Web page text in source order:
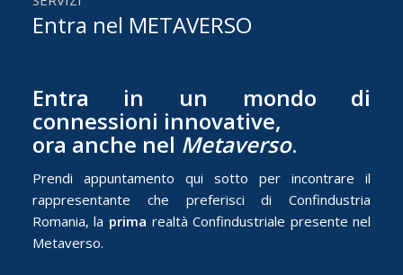
Entra nel METAVERSO
Entra in un mondo di
connessioni innovative,
ora anche nel Metaverso.
Prendi appuntamento qui sotto per incontrare il
rappresentante che preferisci di Confindustria
Romania, la prima realtà Confindustriale presente nel
Metaverso.